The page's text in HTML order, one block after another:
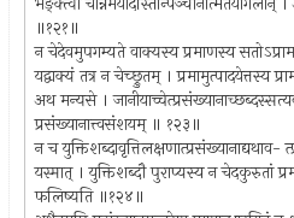
॥१२१॥
न चेदेवमुपगम्यते वाक्यस्य प्रमाणस्य
यद्वाक्यं तत्र न चेच्छ्रुतम् । प्रमामुत्पादयेत्तस्य
अथ मन्यसे ।
प्रसंख्यानात्त्वसंशयम् ॥ १२३॥
न च युक्तिशब्दावृत्तिलक्षणात्प्रसंख्यानाद्यथाव-
यस्मात् । युक्तिशब्दौ पुराप्यस्य न चेदकुरुतां
फलिष्यति ॥१२४॥